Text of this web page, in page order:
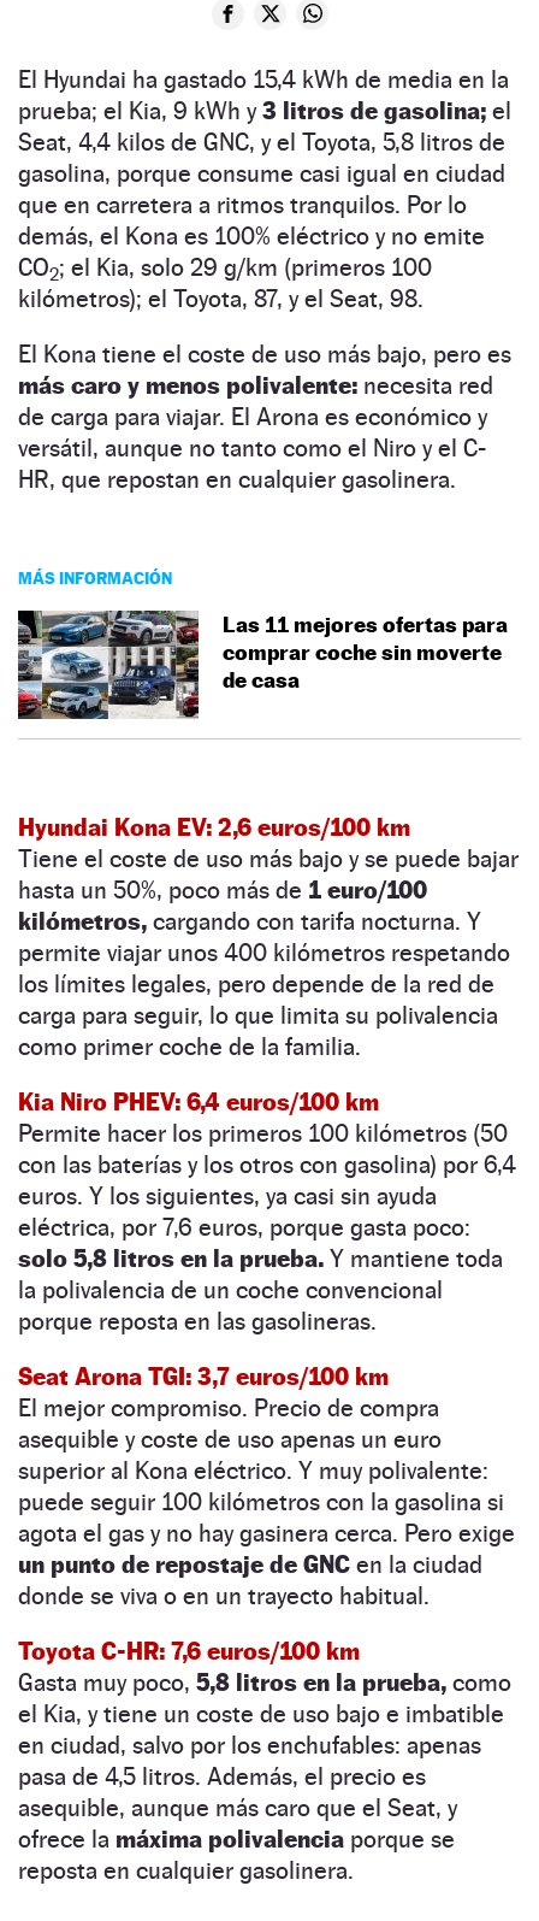
El Hyundai ha gastado 15,4 kWh de media en la
prueba; el Kia, 9 kWh y3 litros de gasolina; el
Seat, 4,4 kilos de GNC, y el Toyota, 5,8 litros de
gasolina, porque consume casi igual en ciudad
que en carretera a ritmos tranquilos. Por lo
demás, el Kona es 100% eléctrico y no emite
CO2; el Kia, solo 29 g/km (primeros 100
kilómetros); el Toyota, 87, y el Seat, 98.
El Kona tiene el coste de uso más bajo, pero es
más caro y menos polivalente: necesita red
de carga para viajar. El Arona es económico y
versátil, aunque no tanto como el Niro y el C-
HR, que repostan en cualquier gasolinera.
MÁS INFORMACIÓN
Las 11 mejores ofertas para
comprar coche sin moverte
de casa
Hyundai Kona EV: 2,6 euros/100 km
Tiene el coste de uso más bajo y se puede bajar
hasta un 50%, poco más de 1 euro/100
kilómetros, cargando con tarifa nocturna. Y
permite viajar unos 400 kilómetros respetando
los límites legales, pero depende de la red de
carga para seguir, lo que limita su polivalencia
como primer coche de la familia.
Kia Niro PHEV: 6,4 euros/100 km
Permite hacer los primeros 100 kilómetros (50
con las baterías y los otros con gasolina) por 6,4
euros. Y los siguientes, ya casi sin ayuda
eléctrica, por 7,6 euros, porque gasta poco:
solo 5,8 litros en la prueba. Y mantiene toda
la polivalencia de un coche convencional
porque reposta en las gasolineras.
Seat Arona TGI: 3,7 euros/100 km
El mejor compromiso. Precio de compra
asequible y coste de uso apenas un euro
superior al Kona eléctrico. Y muy polivalente:
puede seguir 100 kilómetros con la gasolina si
agota el gas y no hay gasinera cerca. Pero exige
un punto de repostaje de GNC en la ciudad
donde se viva o en un trayecto habitual.
Toyota C-HR: 7,6 euros/100 km
Gasta muy poco, 5,8 litros en la prueba, como
el Kia, y tiene un coste de uso bajo e imbatible
en ciudad, salvo por los enchufables: apenas
pasa de 4,5 litros. Además, el precio es
asequible, aunque más caro que el Seat, y
ofrece la máxima polivalencia porque se
reposta en cualquier gasolinera.